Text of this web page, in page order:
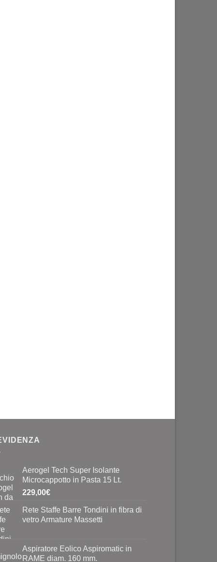
Aerogel Tech Super Isolante
Microcappotto in Pasta 15 Lt.
229,00€
Rete Staffe Barre Tondini in fibra di
vetro Armature Massetti
Aspiratore Eolico Aspiromatic in
RAME diam. 160 mm.